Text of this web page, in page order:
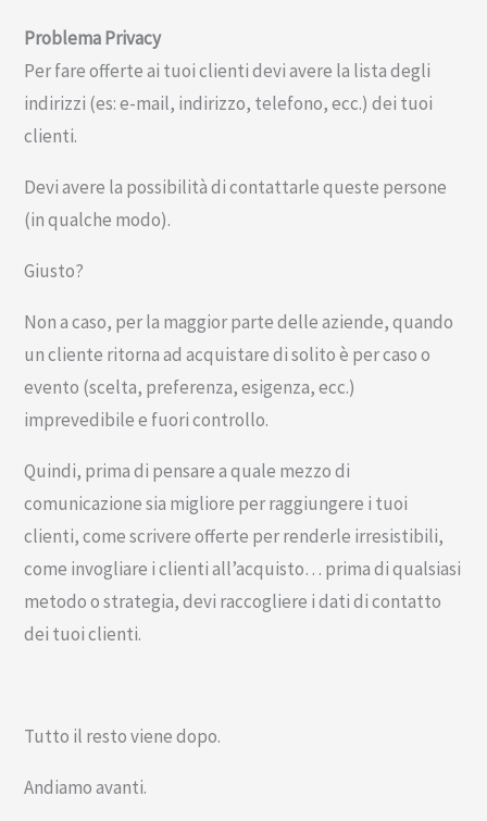
Problema Privacy
Per fare offerte ai tuoi clienti devi avere la lista degli
indirizzi (es: e-mail, indirizzo, telefono, ecc.) dei tuoi
clienti.
Devi avere la possibilità di contattarle queste persone
(in qualche modo).
Giusto?
Non a caso, per la maggior parte delle aziende, quando
un cliente ritorna ad acquistare di solito è per caso o
evento (scelta, preferenza, esigenza, ecc.)
imprevedibile e fuori controllo.
Quindi, prima di pensare a quale mezzo di
comunicazione sia migliore per raggiungere i tuoi
clienti, come scrivere offerte per renderle irresistibili,
come invogliare i clienti all’acquisto… prima di qualsiasi
metodo o strategia, devi raccogliere i dati di contatto
dei tuoi clienti.
Tutto il resto viene dopo.
Andiamo avanti.